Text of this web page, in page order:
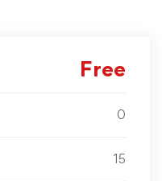
Free
0
15